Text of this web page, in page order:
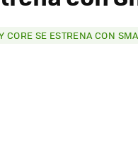
CORE SE ESTRENA CON